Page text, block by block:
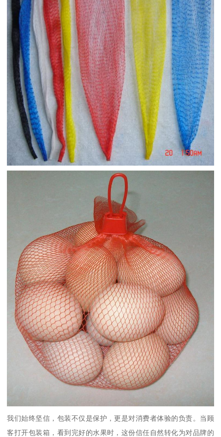
我们始终坚信，包装不仅是保护，更是对消费者体验的负责。当顾
客打开包装箱，看到完好的水果时，这份信任自然转化为对品牌的